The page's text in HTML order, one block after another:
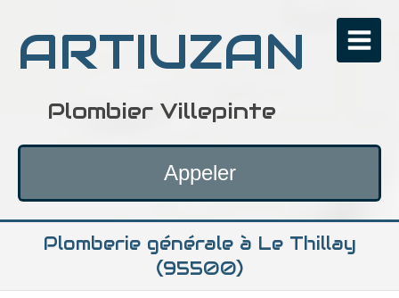
ARTIUZAN
Plombier Villepinte
Appeler
Plomberie générale à Le Thillay
(95500)